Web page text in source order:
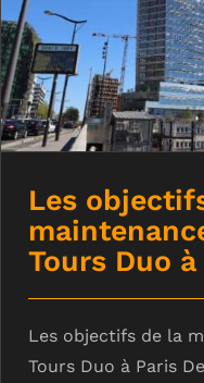
Les
biologique
Les
Tours Duo
Les objectifs de la
Tours Duo à Paris